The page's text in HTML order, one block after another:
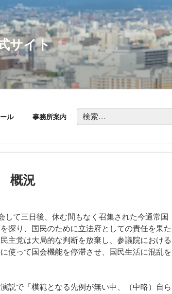
サイト
ル 事務所案内
検
索:
概況
して三日後、休む間もなく召集された今通常国
探り、国民のために立法府としての責任を果た
主党は大局的な判断を放棄し、参議院における
使って国会機能を停滞させ、国民生活に混乱を
説で「模範となる先例が無い中、（中略）自ら